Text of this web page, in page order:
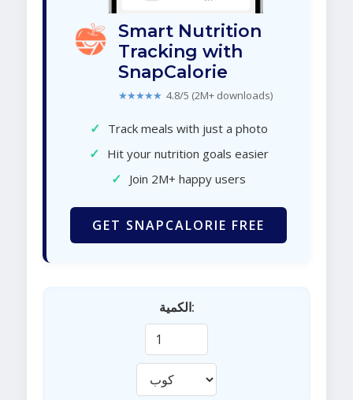
Smart Nutrition
Tracking with
SnapCalorie
★★★★★ 4.8/5 (2M+ downloads)
✓ Track meals with just a photo
✓ Hit your nutrition goals easier
✓ Join 2M+ happy users
GET SNAPCALORIE FREE
الكمية: